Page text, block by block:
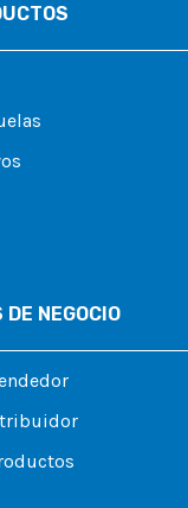
NEGOCIO